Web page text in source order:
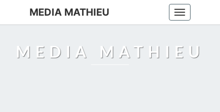
Toggle
navigation
MEDIA MATHIEU
MEDIA MATHIEU